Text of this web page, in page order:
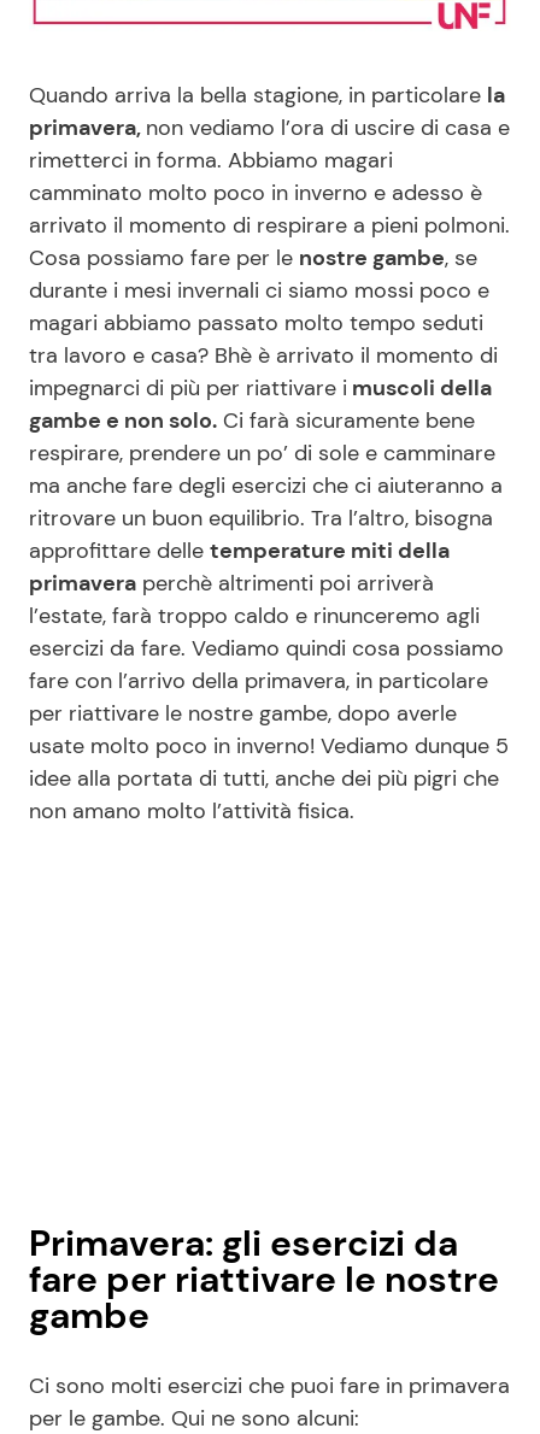
Casa
Moda e Style
Mondo Mamma
News benessere
Salute
Viaggi e Turismo
Festività
Cucina e Ricette
Consigli di Cucina
Dolci
Le Ricette in TV
Primi Piatti
Ricette Facili e Veloci
Ricette Feste
Ricette per Bambini
Seguici
Info
Quando arriva la bella stagione, in particolare la
primavera, non vediamo l’ora di uscire di casa e
rimetterci in forma. Abbiamo magari
camminato molto poco in inverno e adesso è
arrivato il momento di respirare a pieni polmoni.
Cosa possiamo fare per le nostre gambe, se
durante i mesi invernali ci siamo mossi poco e
magari abbiamo passato molto tempo seduti
tra lavoro e casa? Bhè è arrivato il momento di
impegnarci di più per riattivare i muscoli della
gambe e non solo. Ci farà sicuramente bene
respirare, prendere un po’ di sole e camminare
ma anche fare degli esercizi che ci aiuteranno a
ritrovare un buon equilibrio. Tra l’altro, bisogna
approfittare delle temperature miti della
primavera perchè altrimenti poi arriverà
l’estate, farà troppo caldo e rinunceremo agli
esercizi da fare. Vediamo quindi cosa possiamo
fare con l’arrivo della primavera, in particolare
per riattivare le nostre gambe, dopo averle
usate molto poco in inverno! Vediamo dunque 5
idee alla portata di tutti, anche dei più pigri che
non amano molto l’attività fisica.
Primavera: gli esercizi da
fare per riattivare le nostre
gambe
Ci sono molti esercizi che puoi fare in primavera
per le gambe. Qui ne sono alcuni: